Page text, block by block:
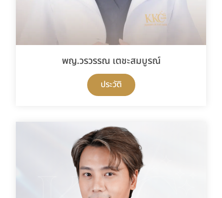
พญ.วรวรรณ เตชะสมบูรณ์
ประวัติ